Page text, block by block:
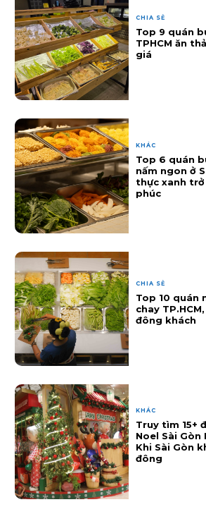
CHIA SẺ
Top 9 quán
TPHCM ăn
giá
KHÁC
Top 6 quán
nấm ngon ở
thực xanh
phúc
CHIA SẺ
Top 10 quán
chay
đông khách
KHÁC
Truy tìm 15+
Noel Sài Gòn
Khi Sài Gòn
đông